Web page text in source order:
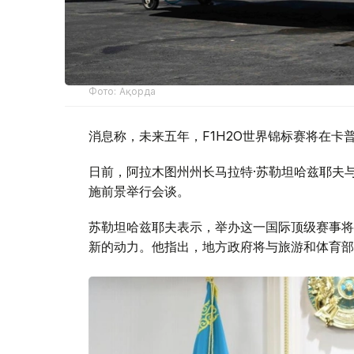
Фото: Ақорда
消息称，未来五年，F1H2O世界锦标赛将在卡
日前，阿拉木图州州长马拉特·苏勒坦哈兹耶
施前景举行会谈。
苏勒坦哈兹耶夫表示，举办这一国际顶级赛事
新的动力。他指出，地方政府将与旅游和体育